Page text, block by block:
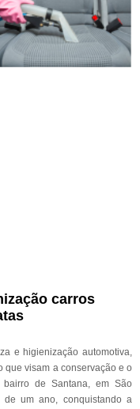
carros
e higienização automotiva,
que visam a conservação e o
de Santana, em São
um ano, conquistando a